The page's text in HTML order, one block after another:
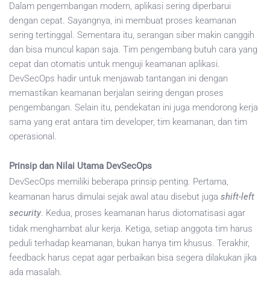
Dalam pengembangan modern, aplikasi sering diperbarui
dengan cepat. Sayangnya, ini membuat proses keamanan
sering tertinggal. Sementara itu, serangan siber makin canggih
dan bisa muncul kapan saja. Tim pengembang butuh cara yang
cepat dan otomatis untuk menguji keamanan aplikasi.
DevSecOps hadir untuk menjawab tantangan ini dengan
memastikan keamanan berjalan seiring dengan proses
pengembangan. Selain itu, pendekatan ini juga mendorong kerja
sama yang erat antara tim developer, tim keamanan, dan tim
operasional.
Prinsip dan Nilai Utama DevSecOps
DevSecOps memiliki beberapa prinsip penting. Pertama,
keamanan harus dimulai sejak awal atau disebut juga shift-left
security. Kedua, proses keamanan harus diotomatisasi agar
tidak menghambat alur kerja. Ketiga, setiap anggota tim harus
peduli terhadap keamanan, bukan hanya tim khusus. Terakhir,
feedback harus cepat agar perbaikan bisa segera dilakukan jika
ada masalah.